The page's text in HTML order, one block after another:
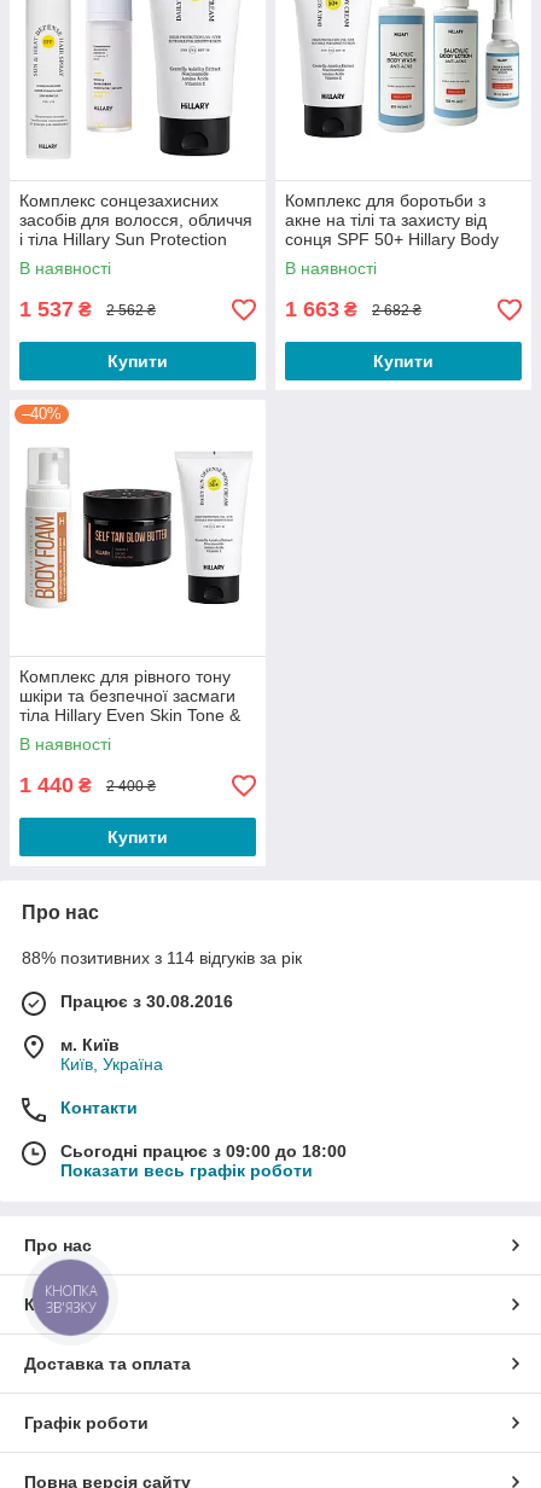
Комплекс сонцезахисних
засобів для волосся, обличчя
і тіла Hillary Sun Protection
Complex for Hair, Face & Body
В наявності
1 537 ₴ 2 562 ₴
Купити
Комплекс для боротьби з
акне на тілі та захисту від
сонця SPF 50+ Hillary Body
Acne Control & Sun Protection
Complex
В наявності
1 663 ₴ 2 682 ₴
Купити
–40%
Комплекс для рівного тону
шкіри та безпечної засмаги
тіла Hillary Even Skin Tone &
Safe Tan Body Complex
В наявності
1 440 ₴ 2 400 ₴
Купити
Про нас
88% позитивних з 114 відгуків за рік
Працює з 30.08.2016
м. Київ
Київ, Україна
Контакти
Сьогодні працює з 09:00 до 18:00
Показати весь графік роботи
Про нас
Контакти
Доставка та оплата
Графік роботи
Повна версія сайту
КНОПКА
ЗВ'ЯЗКУ